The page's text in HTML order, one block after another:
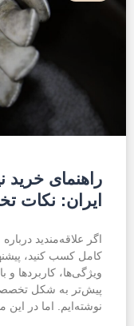
راهنمای خرید
ایران: نکات
اگر علاقه‌مندید
کامل کسب کنید،
ویژگی‌ها، کاربردها و
پیش‌تر به شکل
نوشته‌ایم. اما در این